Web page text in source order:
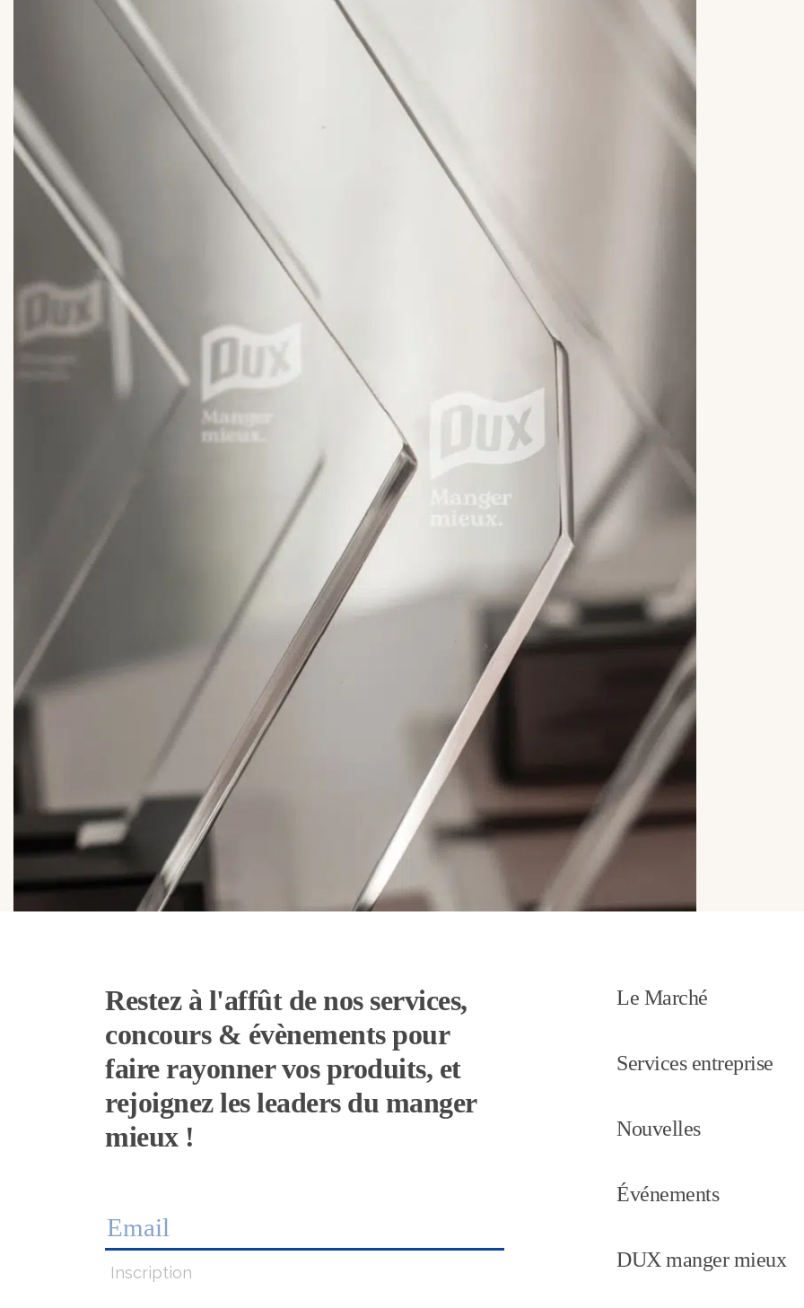
Restez à l'affût de nos services,
concours & évènements pour
faire rayonner vos produits, et
rejoignez les leaders du manger
mieux !
Inscription
Le Marché
Services entreprise
Nouvelles
Événements
DUX manger mieux